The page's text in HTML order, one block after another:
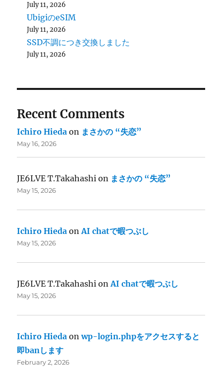
July 11, 2026
UbigiのeSIM
July 11, 2026
SSD不調につき交換しました
July 11, 2026
Recent Comments
Ichiro Hieda on まさかの “失恋”
May 16, 2026
JE6LVE T.Takahashi on まさかの “失恋”
May 15, 2026
Ichiro Hieda onAI chatで暇つぶし
May 15, 2026
JE6LVE T.Takahashi onAI chatで暇つぶし
May 15, 2026
Ichiro Hieda onwp-login.phpをアクセスすると
即banします
February 2, 2026